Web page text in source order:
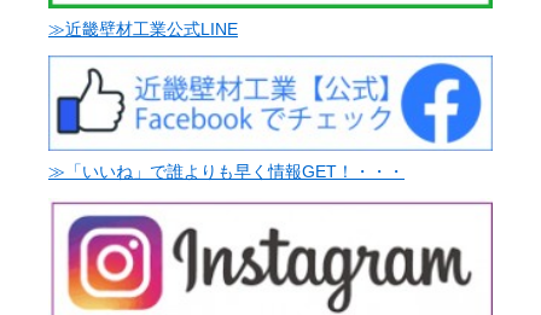
≫近畿壁材工業公式LINE
≫「いいね」で誰よりも早く情報GET！・・・